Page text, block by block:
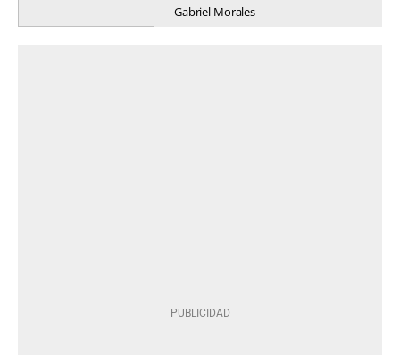
Gabriel Morales